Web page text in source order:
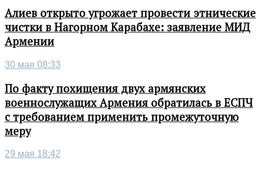
Алиев открыто угрожает провести этнические
чистки в Нагорном Карабахе: заявление МИД
Армении
30 мая 08:33
По факту похищения двух армянских
военнослужащих Армения обратилась в ЕСПЧ
с требованием применить промежуточную
меру
29 мая 18:42